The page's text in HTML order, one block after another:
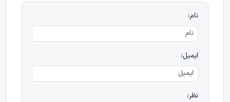
نام:
ایمیل:
نظر: